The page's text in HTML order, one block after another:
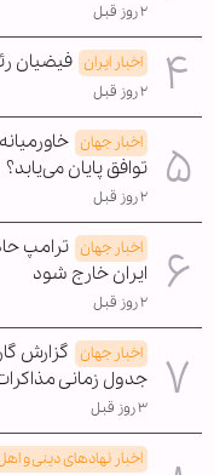
۲ روز قبل
اخبار ایران فیضیان
۲ روز قبل
اخبار جهان
توافق پایان می‌یابد؟
۲ روز قبل
اخبار جهان ترامپ
ایران خارج شود
۲ روز قبل
اخبار جهان گزارش
جدول زمانی مذاکرات
۳ روز قبل
اخبار نهادهای دینی و